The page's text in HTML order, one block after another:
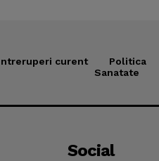
curent Politica
Sanatate
Social